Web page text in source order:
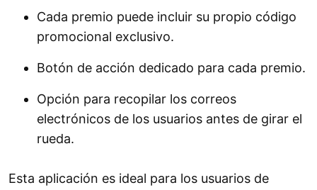
Cada premio puede incluir su propio código
promocional exclusivo.
Botón de acción dedicado para cada premio.
Opción para recopilar los correos
electrónicos de los usuarios antes de girar el
rueda.
Esta aplicación es ideal para los usuarios de